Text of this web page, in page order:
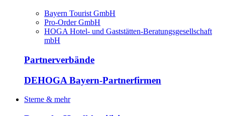
Bayern Tourist GmbH
Pro-Order GmbH
HOGA Hotel- und Gaststätten-Beratungsgesellschaft
mbH
Partnerverbände
DEHOGA Bayern-Partnerfirmen
Sterne & mehr